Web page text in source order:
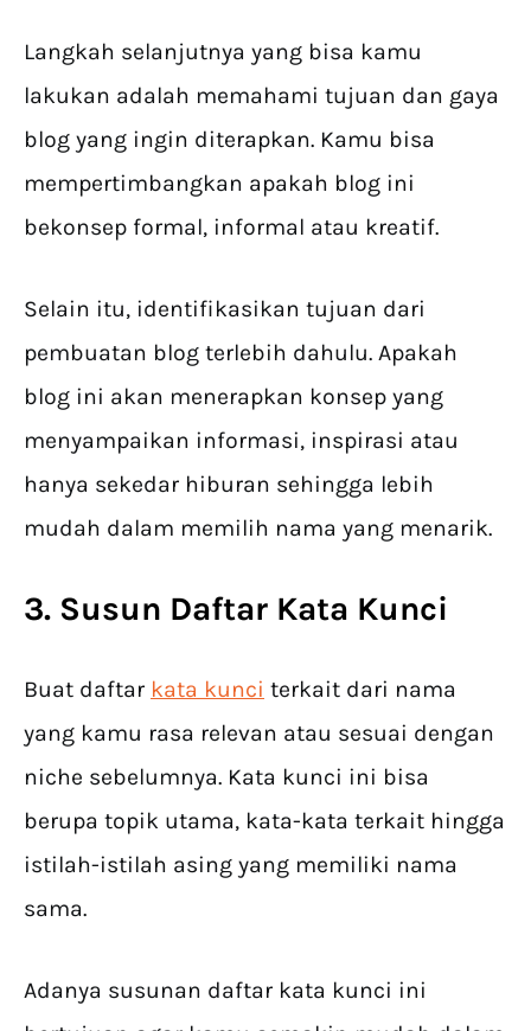
Langkah selanjutnya yang bisa kamu
lakukan adalah memahami tujuan dan gaya
blog yang ingin diterapkan. Kamu bisa
mempertimbangkan apakah blog ini
bekonsep formal, informal atau kreatif.
Selain itu, identifikasikan tujuan dari
pembuatan blog terlebih dahulu. Apakah
blog ini akan menerapkan konsep yang
menyampaikan informasi, inspirasi atau
hanya sekedar hiburan sehingga lebih
mudah dalam memilih nama yang menarik.
3. Susun Daftar Kata Kunci
Buat daftar kata kunci terkait dari nama
yang kamu rasa relevan atau sesuai dengan
niche sebelumnya. Kata kunci ini bisa
berupa topik utama, kata-kata terkait hingga
istilah-istilah asing yang memiliki nama
sama.
Adanya susunan daftar kata kunci ini